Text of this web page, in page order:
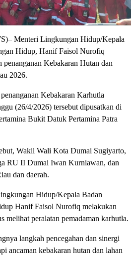
Menteri Lingkungan Hidup/Kepala
Hidup, Hanif Faisol Nurofiq
penanganan Kebakaran Hutan dan
2026.
Kebakaran Karhutla
(26/4/2026) tersebut dipusatkan di
Bukit Datuk Pertamina Patra
Wakil Wali Kota Dumai Sugiyarto,
RU II Dumai Iwan Kurniawan, dan
dan daerah.
Hidup/Kepala Badan
Hanif Faisol Nurofiq melakukan
melihat peralatan pemadaman karhutla.
langkah pencegahan dan sinergi
ancaman kebakaran hutan dan lahan